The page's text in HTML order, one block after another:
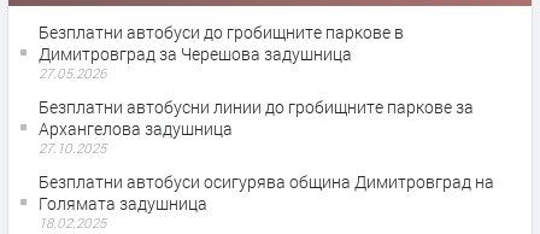
Безплатни автобуси до гробищните паркове в
Димитровград за Черешова задушница
27.05.2026
Безплатни автобусни линии до гробищните паркове за
Архангелова задушница
27.10.2025
Безплатни автобуси осигурява община Димитровград на
Голямата задушница
18.02.2025